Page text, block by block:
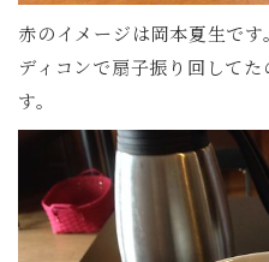
赤のイメージは岡本夏生で
ディコンで扇子振り回して
す。